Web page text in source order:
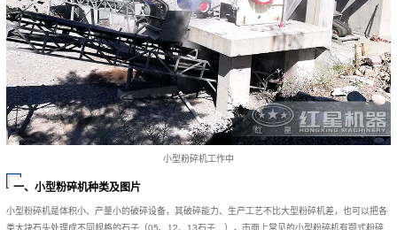
小型粉碎机工作中
一、小型粉碎机种类及图片
小型粉碎机是体积小、产量小的破碎设备，其破碎能力、生产工艺不比大型粉碎机差，也可以把各
类大块石头处理成不同规格的石子（05、12、13石子…），市面上常见的小型粉碎机有颚式粉碎